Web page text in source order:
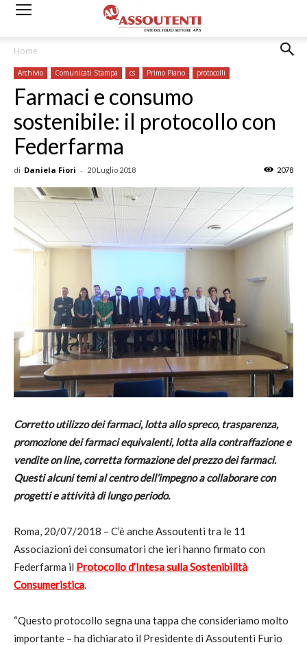
Home
Archivio Comunicati Stampa cs Primo Piano protocolli
Farmaci e consumo
sostenibile: il protocollo con
Federfarma
di Daniela Fiori - 20 Luglio 2018 2078
Corretto utilizzo dei farmaci, lotta allo spreco, trasparenza,
promozione dei farmaci equivalenti, lotta alla contraffazione e
vendite on line, corretta formazione del prezzo dei farmaci.
Questi alcuni temi al centro dell’impegno a collaborare con
progetti e attività di lungo periodo.
Roma, 20/07/2018 – C’è anche Assoutenti tra le 11
Associazioni dei consumatori che ieri hanno firmato con
Federfarma il Protocollo d’Intesa sulla Sostenibilità
Consumeristica.
“Questo protocollo segna una tappa che consideriamo molto
importante – ha dichiarato il Presidente di Assoutenti Furio